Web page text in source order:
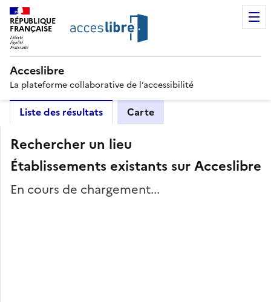
RÉPUBLIQUE
FRANÇAISE
Acceslibre
La plateforme collaborative de l’accessibilité
Liste des résultats Carte
Rechercher un lieu
Établissements existants sur Acceslibre
En cours de chargement...